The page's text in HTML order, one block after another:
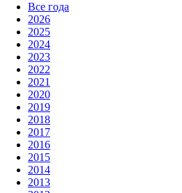
Все года
2026
2025
2024
2023
2022
2021
2020
2019
2018
2017
2016
2015
2014
2013